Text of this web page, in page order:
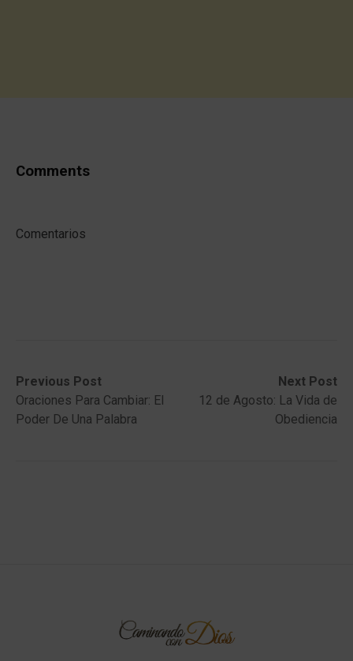
Comments
Comentarios
Post
navigation
Previous Post
Previous
post:Oraciones Para Cambiar: El
Poder De Una Palabra
Next Post
Next
post:
12 de Agosto: La Vida de
Obediencia